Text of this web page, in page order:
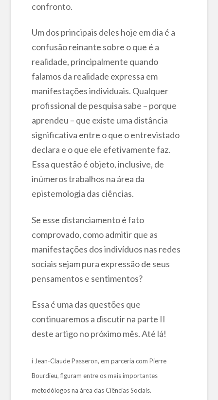
confronto.
Um dos principais deles hoje em dia é a
confusão reinante sobre o que é a
realidade, principalmente quando
falamos da realidade expressa em
manifestações individuais. Qualquer
profissional de pesquisa sabe – porque
aprendeu – que existe uma distância
significativa entre o que o entrevistado
declara e o que ele efetivamente faz.
Essa questão é objeto, inclusive, de
inúmeros trabalhos na área da
epistemologia das ciências.
Se esse distanciamento é fato
comprovado, como admitir que as
manifestações dos indivíduos nas redes
sociais sejam pura expressão de seus
pensamentos e sentimentos?
Essa é uma das questões que
continuaremos a discutir na parte II
deste artigo no próximo mês. Até lá!
i Jean-Claude Passeron, em parceria com Pierre
Bourdieu, figuram entre os mais importantes
metodólogos na área das Ciências Sociais.